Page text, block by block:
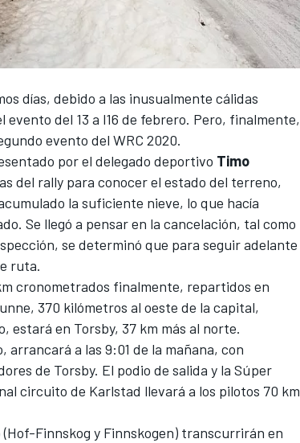
días, debido a las inusualmente cálidas
del 13 a l16 de febrero. Pero, finalmente,
evento del WRC 2020.
por el delegado deportivo Timo
del rally para conocer el estado del terreno,
la suficiente nieve, lo que hacía
Se llegó a pensar en la cancelación, tal como
se determinó que para seguir adelante
ruta.
cronometrados finalmente, repartidos en
370 kilómetros al oeste de la capital,
estará en Torsby, 37 km más al norte.
arrancará a las 9:01 de la mañana, con
de Torsby. El podio de salida y la Súper
circuito de Karlstad llevará a los pilotos 70 km
Finnskog y Finnskogen) transcurrirán en